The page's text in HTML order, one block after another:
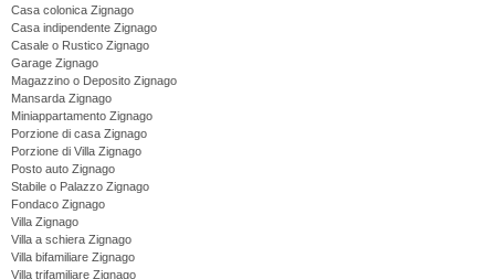
Casa colonica Zignago
Casa indipendente Zignago
Casale o Rustico Zignago
Garage Zignago
Magazzino o Deposito Zignago
Mansarda Zignago
Miniappartamento Zignago
Porzione di casa Zignago
Porzione di Villa Zignago
Posto auto Zignago
Stabile o Palazzo Zignago
Fondaco Zignago
Villa Zignago
Villa a schiera Zignago
Villa bifamiliare Zignago
Villa trifamiliare Zignago